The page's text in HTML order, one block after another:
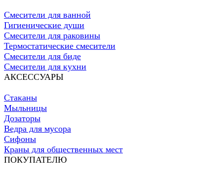
Смесители для ванной
Гигиенические души
Смесители для раковины
Термостатические смесители
Смесители для биде
Смесители для кухни
АКСЕССУАРЫ
Стаканы
Мыльницы
Дозаторы
Ведра для мусора
Сифоны
Краны для общественных мест
ПОКУПАТЕЛЮ